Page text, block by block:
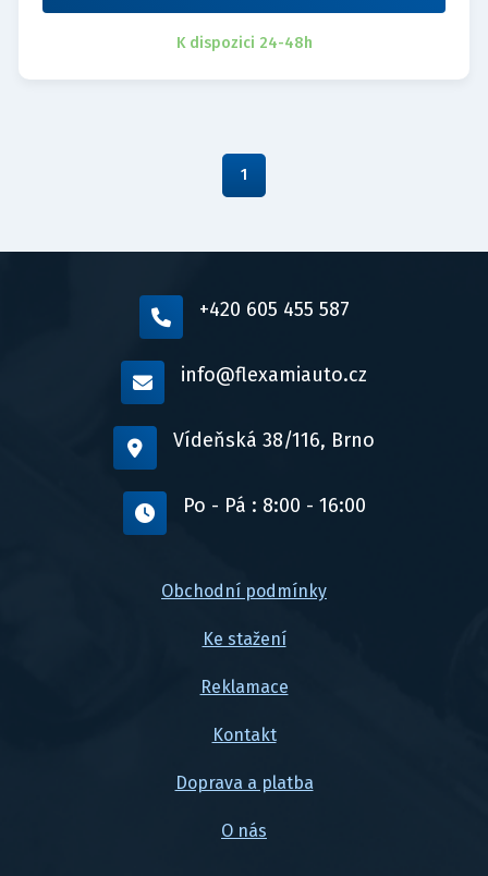
K dispozici 24-48h
1
+420 605 455 587
info@flexamiauto.cz
Vídeňská 38/116, Brno
Po - Pá : 8:00 - 16:00
Obchodní podmínky
Ke stažení
Reklamace
Kontakt
Doprava a platba
O nás